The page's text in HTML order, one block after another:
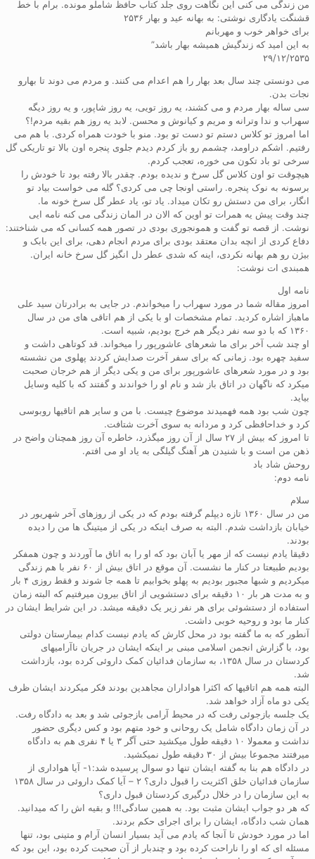
من زندگی می کنی این نگاهت روی جلد کتاب حافظ شاملو مونده. برام با خط
قشنگت یادگاری نوشتی: به بهانه عید و بهار ۲۵۳۶
برای خواهر خوب و مهربانم
به این امید که زندگیش همیشه بهار باشد”
۲۹/۱۲/۲۵۳۵
می دونستی چند سال بعد بهار را هم اعدام می کنند. و مردم می دوند تا بهارو
نجات بدن.
سی ساله بهار مردم و می کشند، یه روز تویی، یه روز شاپور، و یه روز دیگه
سهراب و ندا وترانه و مریم و کیانوش و محسن. لابد یه روز هم بقیه مردم!؟
اما امروز تو کلاس دستم تو دست تو بود. منو با خودت همراه کردی. با هم می
رفتیم. اشکم دراومد، چشمم رو باز کردم دیدم جلوی پنجره اون بالا تو تاریکی گل
سرخی تو باد تکون می خوره، تعجب کردم.
هیچوقت تو اون کلاس گل سرخ و ندیده بودم. چقدر بالا رفته بود تا خودش را
برسونه به نوک پنجره. راستی اونجا چی می کردی؟ گله می خواست بیاد تو
انگار، برای من دستش رو تکان میداد. یاد تو، یاد عطر گل سرخ خونه ما.
چند وقت پیش یه همرات تو اوین که الان در المان زندگی می کنه نامه ایی
نوشت. از قصه تو گفت و همونجوری بودی در تصور همه کسانی که می شناختند:
دفاع کردی از انچه بدان معتقد بودی برای مردم انجام دهی، برای این بابک و
بیژن رو هم بهانه نکردی، اینه که شدی عطر دل انگیز گل سرخ خانه ایران.
همبندی ات نوشت:
نامه اول
امروز مقاله شما در مورد سهراب را میخواندم. در جایی به برادرتان سید علی
ماهباز اشاره کردید. تمام مشخصات او با یکی از هم اتاقی های من در سال
۱۳۶۰ که با دو سه نفر دیگر هم خرج بودیم، شبیه است.
او چند شب آخر برای ما شعرهای عاشورپور را میخواند. قد کوتاهی داشت و
سفید چهره بود. زمانی که برای سفر آخرت صدایش کردند پهلوی من نشسته
بود و در مورد شعرهای عاشورپور برای من و یکی دیگر از هم خرجان صحبت
میکرد که ناگهان در اتاق باز شد و نام او را خواندند و گفتند که با کلیه وسایل
بیاید.
چون شب بود همه فهمیدند موضوع چیست. با من و سایر هم اتاقیها روبوسی
کرد و خداحافظی کرد و مردانه به سوی آخرت شتافت.
تا امروز که بیش از ۲۷ سال از آن روز میگذرد، خاطره آن روز همچنان واضح در
ذهن من است و با شنیدن هر آهنگ گیلگی به یاد او می افتم.
روحش شاد باد
نامه دوم:
سلام
من در سال ۱۳۶۰ تازه دیپلم گرفته بودم که در یکی از روزهای آخر شهریور در
خیابان بازداشت شدم. البته به صرف اینکه در یکی از میتینگ ها من را دیده
بودند.
دقیقا یادم نیست که از مهر یا آبان بود که او را به اتاق ما آوردند و چون همفکر
بودیم طبیعتا در کنار ما نشست. آن موقع در اتاق بیش از ۶۰ نفر با هم زندگی
میکردیم و شبها مجبور بودیم به پهلو بخوابیم تا همه جا شوند و فقط روزی ۴ بار
و به مدت هر بار ۱۰ دقیقه برای دستشویی از اتاق بیرون میرفتیم که البته زمان
استفاده از دستشوئی برای هر نفر زیر یک دقیقه میشد. در این شرایط ایشان در
کنار ما بود و روحیه خوبی داشت.
آنطور که به ما گفته بود در محل کارش که یادم نیست کدام بیمارستان دولتی
بود، با گزارش انجمن اسلامی مبنی بر اینکه ایشان در جریان ناآرامیهای
کردستان در سال ۱۳۵۸، به سازمان فدائیان کمک داروئی کرده بود، بازداشت
شد.
البته همه هم اتاقیها که اکثرا هواداران مجاهدین بودند فکر میکردند ایشان ظرف
یکی دو ماه آزاد خواهد شد.
یک جلسه بازجوئی رفت که در محیط آرامی بازجوئی شد و بعد به دادگاه رفت.
در آن زمان دادگاه شامل یک روحانی و خود متهم بود و کس دیگری حضور
نداشت و معمولا ۱۰ دقیقه طول میکشید حتی آگر ۳ یا ۴ نفری هم به دادگاه
میرفتند مجموعا بیش از ۳۰ دقیقه طول نمیکشید.
در دادگاه هم بنا به گفته ایشان تنها دو سوال پرسیده شد:۱- آیا هواداری از
سازمان فدائیان خلق اکثریت را قبول داری؟ ۲ – آیا کمک داروئی در سال ۱۳۵۸
به این سازمان را در خلال درگیری کردستان قبول داری؟
که هر دو جواب ایشان مثبت بود. به همین سادگی!!! و بقیه اش را که میدانید.
همان شب دادگاه، ایشان را برای اجرای حکم بردند.
اما در مورد خودش تا آنجا که یادم می آید بسیار انسان آرام و متینی بود، تنها
مسئله ای که او را ناراحت کرده بود و چندبار از آن صحبت کرده بود، این بود که